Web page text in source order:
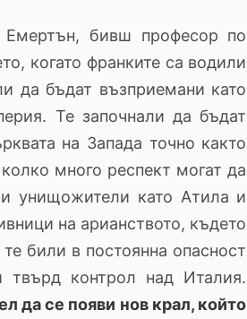
бивш професор по
когато франките са водили
да бъдат възприемани като
Те започнали да бъдат
на Запада точно както
много респект могат да
унищожители като Атила и
на арианството, където
били в постоянна опасност
твърд контрол над Италия.
да се появи нов крал, който